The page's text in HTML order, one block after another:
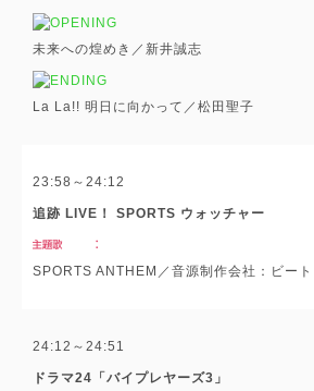
未来への煌めき／新井誠志
La La!! 明日に向かって／松田聖子
23:58～24:12
追跡 LIVE！ SPORTS ウォッチャー
SPORTS ANTHEM／音源制作会社：ビー
24:12～24:51
ドラマ24「バイプレヤーズ3」